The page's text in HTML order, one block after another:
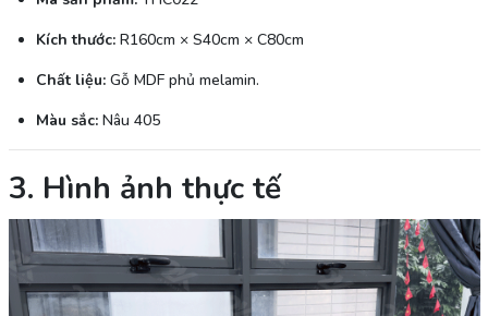
Kích thước:R160cm × S40cm × C80cm
Chất liệu:Gỗ MDF phủ melamin.
Màu sắc:Nâu 405
3. Hình ảnh thực tế